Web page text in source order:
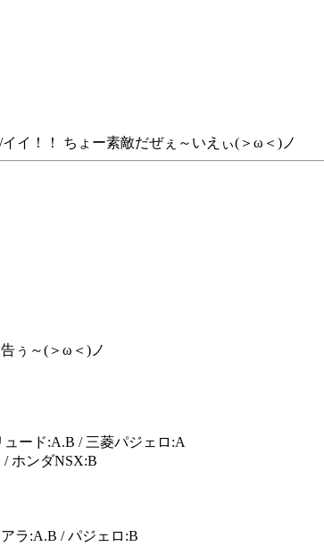
イ！！ ちょー素敵だぜぇ～いえぃ(＞ω＜)ノ
ぅ～(＞ω＜)ノ
ュード:A.B / 三菱パジェロ:A
ホンダNSX:B
ラ:A.B / パジェロ:B